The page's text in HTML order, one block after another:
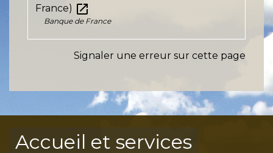
France) open_in_new
Banque de France
Signaler une erreur sur cette page
Accueil et services